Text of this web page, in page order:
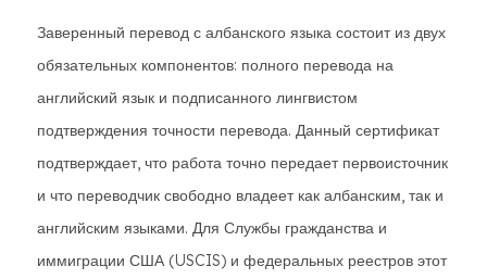
Заверенный перевод с албанского языка состоит из двух
обязательных компонентов: полного перевода на
английский язык и подписанного лингвистом
подтверждения точности перевода. Данный сертификат
подтверждает, что работа точно передает первоисточник
и что переводчик свободно владеет как албанским, так и
английским языками. Для Службы гражданства и
иммиграции США (USCIS) и федеральных реестров этот